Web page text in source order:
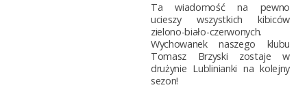
Ta wiadomość na pewno
ucieszy wszystkich kibiców
zielono-biało-czerwonych.
Wychowanek naszego klubu
Tomasz Brzyski zostaje w
drużynie Lublinianki na kolejny
sezon!